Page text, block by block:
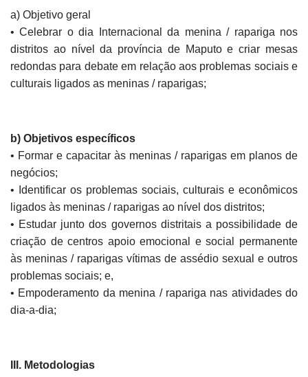
a) Objetivo geral
• Celebrar o dia Internacional da menina / rapariga nos
distritos ao nível da província de Maputo e criar mesas
redondas para debate em relação aos problemas sociais e
culturais ligados as meninas / raparigas;
b) Objetivos específicos
• Formar e capacitar às meninas / raparigas em planos de
negócios;
• Identificar os problemas sociais, culturais e econômicos
ligados às meninas / raparigas ao nível dos distritos;
• Estudar junto dos governos distritais a possibilidade de
criação de centros apoio emocional e social permanente
às meninas / raparigas vítimas de assédio sexual e outros
problemas sociais; e,
• Empoderamento da menina / rapariga nas atividades do
dia-a-dia;
III. Metodologias